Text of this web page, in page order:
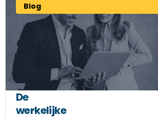
Blog
De
werkelijke